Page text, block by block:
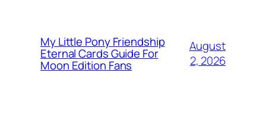
My Little Pony Friendship
Eternal Cards Guide For
Moon Edition Fans
August
2, 2026